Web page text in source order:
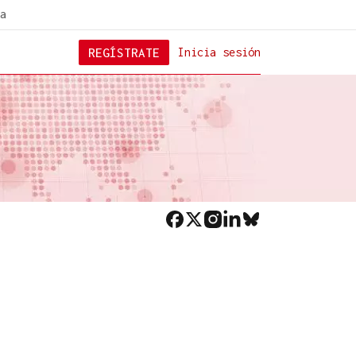
Inicia sesión
REGÍSTRATE